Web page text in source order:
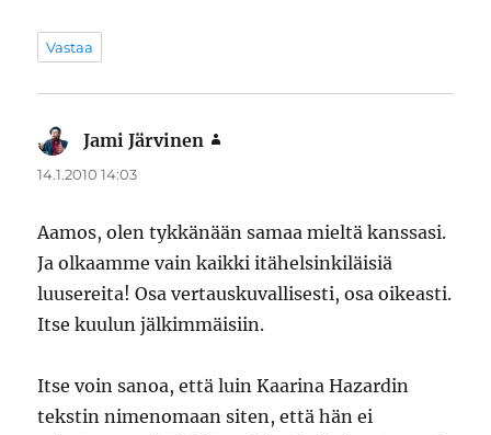
Vastaa
Jami Järvinen
14.1.2010 14:03
Aamos, olen tykkänään samaa mieltä kanssasi.
Ja olkaamme vain kaikki itähelsinkiläisiä
luusereita! Osa vertauskuvallisesti, osa oikeasti.
Itse kuulun jälkimmäisiin.
Itse voin sanoa, että luin Kaarina Hazardin
tekstin nimenomaan siten, että hän ei